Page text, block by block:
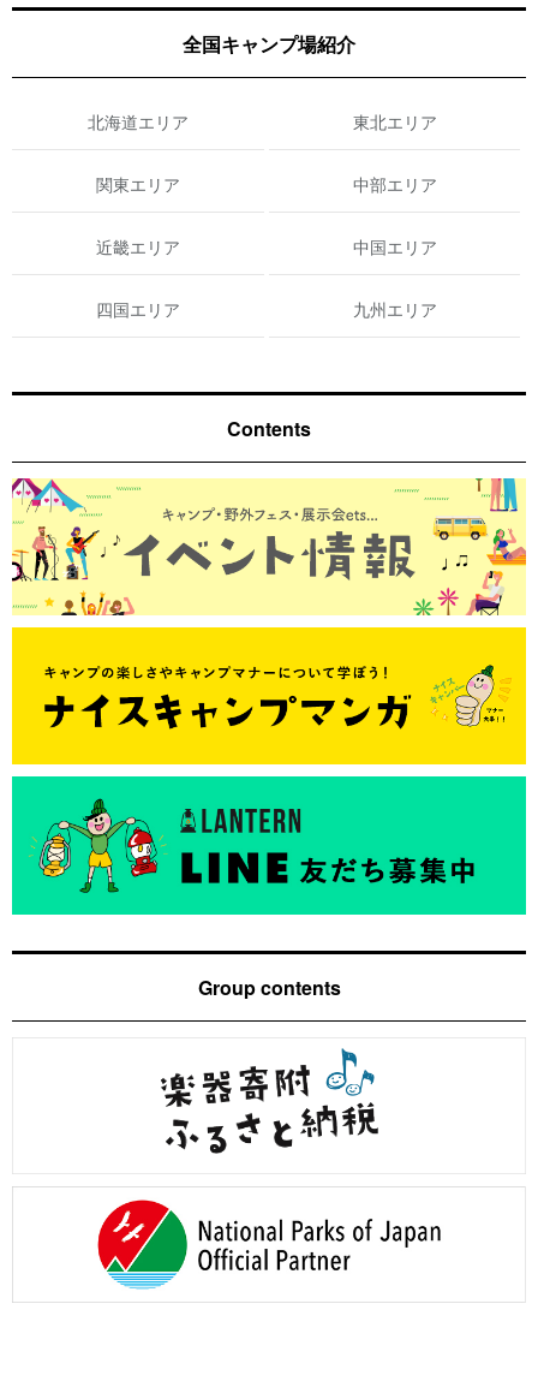
全国キャンプ場紹介
北海道エリア 東北エリア
関東エリア 中部エリア
近畿エリア 中国エリア
四国エリア 九州エリア
Contents
Group contents